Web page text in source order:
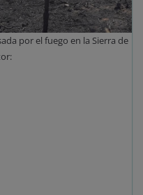
por el fuego en la Sierra de